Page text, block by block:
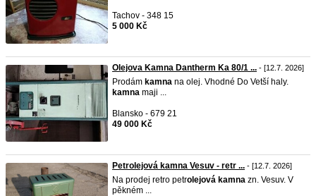
Tachov - 348 15
5 000 Kč
Olejova Kamna Dantherm Ka 80/1 ... - [12.7. 2026]
Prodám kamna na olej. Vhodné Do Vetší haly.
kamna maji ...
Blansko - 679 21
49 000 Kč
Petrolejová kamna Vesuv - retr ... - [12.7. 2026]
Na prodej retro petrolejová kamna zn. Vesuv. V
pěkném ...